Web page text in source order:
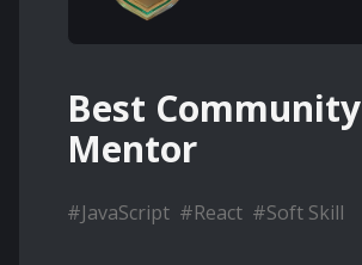
Best Community
Mentor
#JavaScript #React #Soft Skill